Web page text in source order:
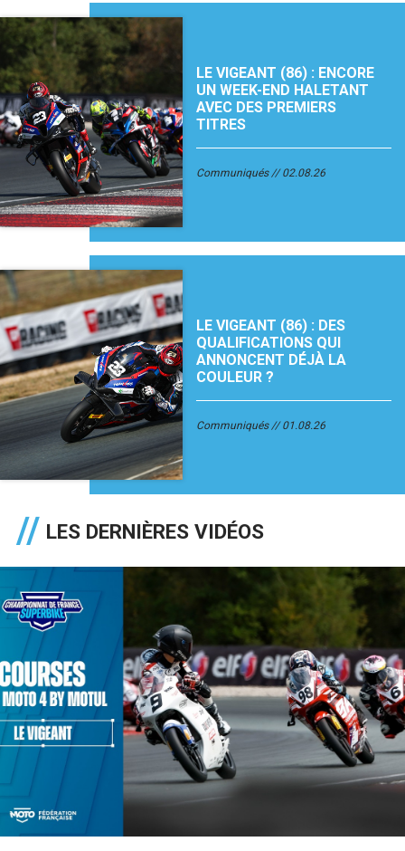
LE VIGEANT (86) : ENCORE
UN WEEK-END HALETANT
AVEC DES PREMIERS
TITRES
Communiqués 02.08.26
LE VIGEANT (86) : DES
QUALIFICATIONS QUI
ANNONCENT DÉJÀ LA
COULEUR ?
Communiqués 01.08.26
LES DERNIÈRES VIDÉOS